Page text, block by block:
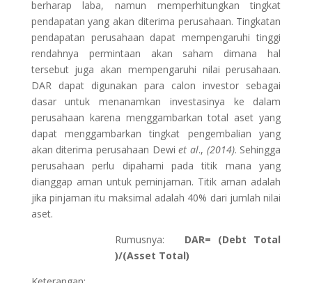
berharap laba, namun memperhitungkan tingkat
pendapatan yang akan diterima perusahaan. Tingkatan
pendapatan perusahaan dapat mempengaruhi tinggi
rendahnya permintaan akan saham dimana hal
tersebut juga akan mempengaruhi nilai perusahaan.
DAR dapat digunakan para calon investor sebagai
dasar untuk menanamkan investasinya ke dalam
perusahaan karena menggambarkan total aset yang
dapat menggambarkan tingkat pengembalian yang
akan diterima perusahaan Dewiet al., (2014). Sehingga
perusahaan perlu dipahami pada titik mana yang
dianggap aman untuk peminjaman. Titik aman adalah
jika pinjaman itu maksimal adalah 40% dari jumlah nilai
aset.
Rumusnya: DAR= (Debt Total
)/(Asset Total)